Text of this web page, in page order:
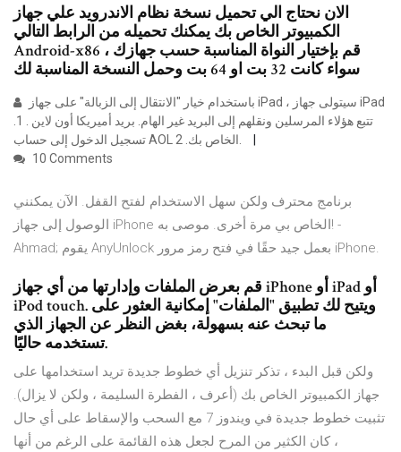
الان نحتاج الي تحميل نسخة نظام الاندرويد علي جهاز
الكمبيوتر الخاص بك يمكنك تحميله من الرابط التالي
Android-x86 ، قم بإختيار النواة المناسبة حسب جهازك
سواء كانت 32 بت او 64 بت وحمل النسخة المناسبة لك
تتبع هؤلاء المرسلين ونقلهم إلى البريد غير الهام. بريد أميريكا أون لاين . 1.
تسجيل الدخول إلى حساب AOL الخاص بك. 2.
10 Comments
برنامج محترف ولكن سهل الاستخدام لفتح القفل. الآن يمكنني
الوصول إلى جهاز iPhone الخاص بي مرة أخرى. موصى به! -
Ahmad; يقوم AnyUnlock بعمل جيد حقًا في فتح رمز مرور iPhone.
قم بعرض الملفات وإدارتها من أي جهاز iPhone أو iPad أو
iPod touch. ويتيح لك تطبيق "الملفات" إمكانية العثور على
ما تبحث عنه بسهولة، بغض النظر عن الجهاز الذي
تستخدمه حاليًا.
ولكن قبل البدء ، تذكر تنزيل أي خطوط جديدة تريد استخدامها على
جهاز الكمبيوتر الخاص بك (أعرف ، الفطرة السليمة ، ولكن لا يزال).
تثبيت خطوط جديدة في ويندوز 7 مع السحب والإسقاط على أي حال
، كان الكثير من المرح لجعل هذه القائمة على الرغم من أنها